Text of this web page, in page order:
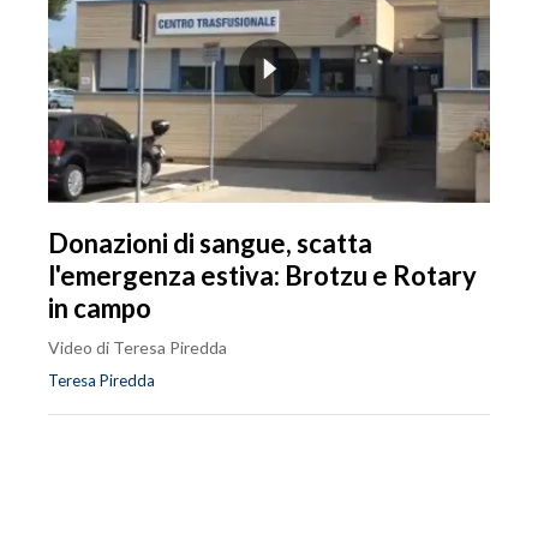
Donazioni di sangue, scatta
l'emergenza estiva: Brotzu e Rotary
in campo
Video di Teresa Piredda
Teresa Piredda